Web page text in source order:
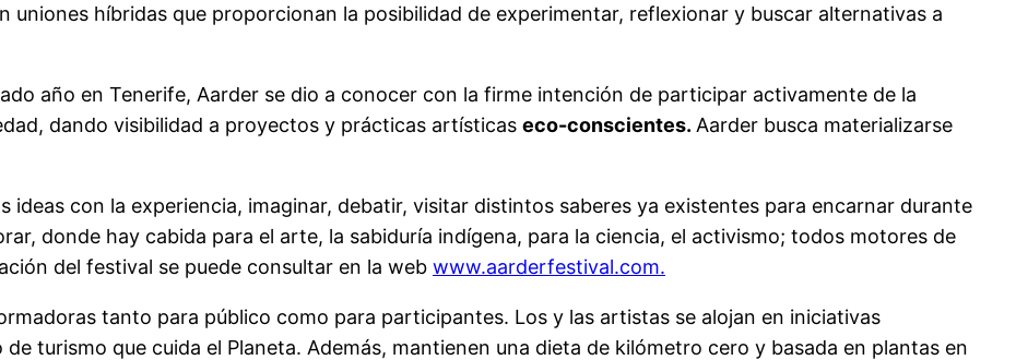
uniones híbridas que proporcionan la posibilidad de experimentar, reflexionar y buscar alternativas a
año en Tenerife, Aarder se dio a conocer con la firme intención de participar activamente de la
dando visibilidad a proyectos y prácticas artísticas eco-conscientes. Aarder busca materializarse
ideas con la experiencia, imaginar, debatir, visitar distintos saberes ya existentes para encarnar durante
donde hay cabida para el arte, la sabiduría indígena, para la ciencia, el activismo; todos motores de
del festival se puede consultar en la web www.aarderfestival.com.
tanto para público como para participantes. Los y las artistas se alojan en iniciativas
turismo que cuida el Planeta. Además, mantienen una dieta de kilómetro cero y basada en plantas en